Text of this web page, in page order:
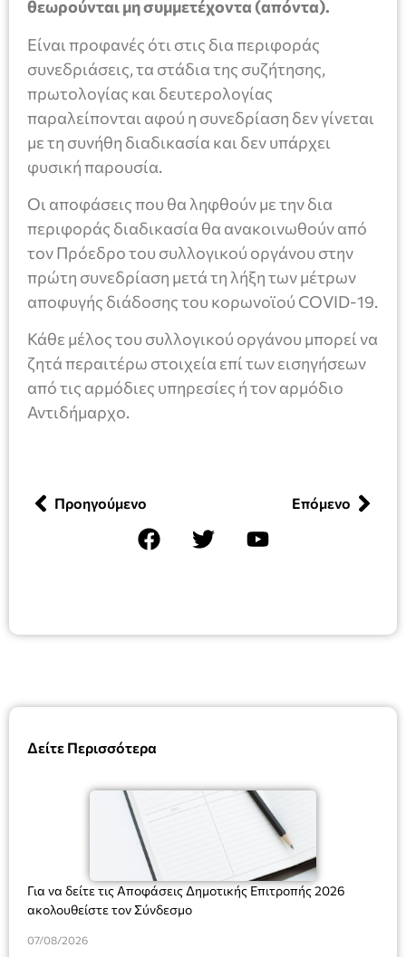
Δείτε Περισσότερα
Για να δείτε τις Αποφάσεις Δημοτικής Επιτροπής 2026
ακολουθείστε τον Σύνδεσμο
07/08/2026
θεωρούνται μη συμμετέχοντα (απόντα).
Είναι προφανές ότι στις δια περιφοράς
συνεδριάσεις, τα στάδια της συζήτησης,
πρωτολογίας και δευτερολογίας
παραλείπονται αφού η συνεδρίαση δεν γίνεται
με τη συνήθη διαδικασία και δεν υπάρχει
φυσική παρουσία.
Οι αποφάσεις που θα ληφθούν με την δια
περιφοράς διαδικασία θα ανακοινωθούν από
τον Πρόεδρο του συλλογικού οργάνου στην
πρώτη συνεδρίαση μετά τη λήξη των μέτρων
αποφυγής διάδοσης του κορωνοϊού COVID-19.
Κάθε μέλος του συλλογικού οργάνου μπορεί να
ζητά περαιτέρω στοιχεία επί των εισηγήσεων
από τις αρμόδιες υπηρεσίες ή τον αρμόδιο
Αντιδήμαρχο.
Προηγούμενο Επόμενο